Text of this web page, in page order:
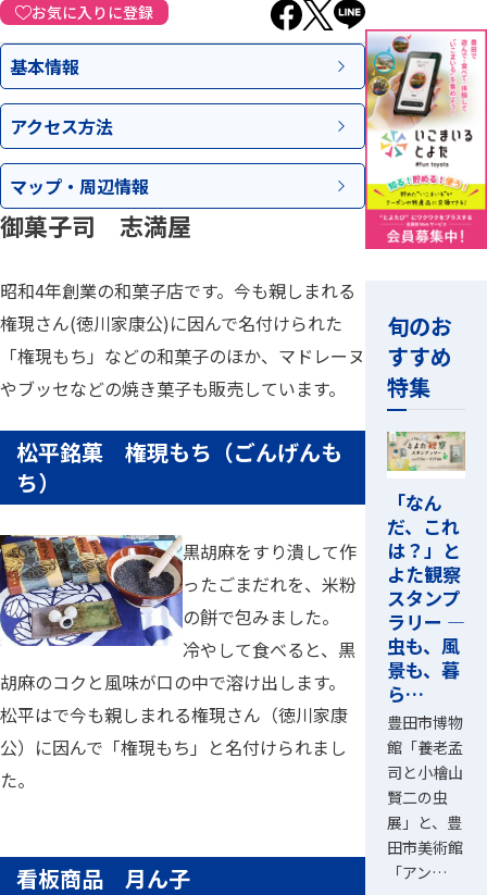
お気に入りに登録
基本情報
アクセス方法
マップ・ 周辺情報
御菓子司 志満屋
昭和4年創業の和菓子店です。今も親しまれる
権現さん(徳川家康公)に因んで名付けられた
「権現もち」などの和菓子のほか、マドレーヌ
やブッセなどの焼き菓子も販売しています。
松平銘菓 権現もち（ごんげんも
ち）
黒胡麻をすり潰して作
ったごまだれを、米粉
の餅で包みました。
冷やして食べると、黒
胡麻のコクと風味が口の中で溶け出します。
松平はで今も親しまれる権現さん（徳川家康
公）に因んで「権現もち」と名付けられまし
た。
看板商品 月ん子
旬のお
すすめ
特集
「なん
だ、これ
は？」と
よた観察
スタンプ
ラリー ―
虫も、風
景も、暮
ら…
豊田市博物
館「養老孟
司と小檜山
賢二の虫
展」と、豊
田市美術館
「アン…